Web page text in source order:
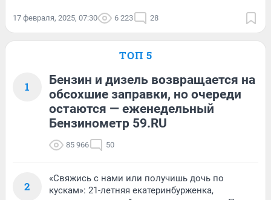
17 февраля, 2025, 07:30 6 223 28
ТОП 5
1
Бензин и дизель возвращается на
обсохшие заправки, но очереди
остаются — еженедельный
Бензинометр 59.RU
85 966 50
2
«Свяжись с нами или получишь дочь по
кускам»: 21-летняя екатеринбурженка,